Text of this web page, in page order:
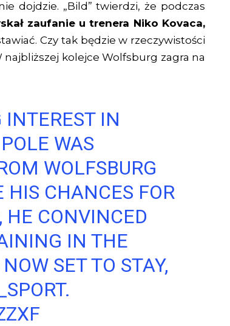
dojdzie. „Bild” twierdzi, że podczas
zaufanie u trenera Niko Kovaca,
Czy tak będzie w rzeczywistości
kolejce Wolfsburg zagra na
IN
WAS
WOLFSBURG
HIS CHANCES FOR
HE CONVINCED
IN THE
SET TO STAY,
.